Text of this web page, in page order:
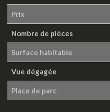
Prix
Nombre de pièces
Surface habitable
Vue dégagée
Place de parc